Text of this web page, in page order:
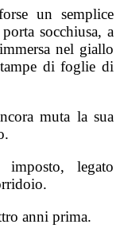
un semplice
socchiusa, a
nel giallo
di foglie di
muta la sua
legato
anni prima.